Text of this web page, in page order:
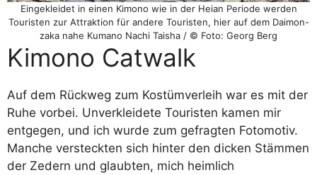
Eingekleidet in einen Kimono wie in der Heian Periode werden
Touristen zur Attraktion für andere Touristen, hier auf dem Daimon-
zaka nahe Kumano Nachi Taisha / © Foto: Georg Berg
Kimono Catwalk
Auf dem Rückweg zum Kostümverleih war es mit der
Ruhe vorbei. Unverkleidete Touristen kamen mir
entgegen, und ich wurde zum gefragten Fotomotiv.
Manche versteckten sich hinter den dicken Stämmen
der Zedern und glaubten, mich heimlich